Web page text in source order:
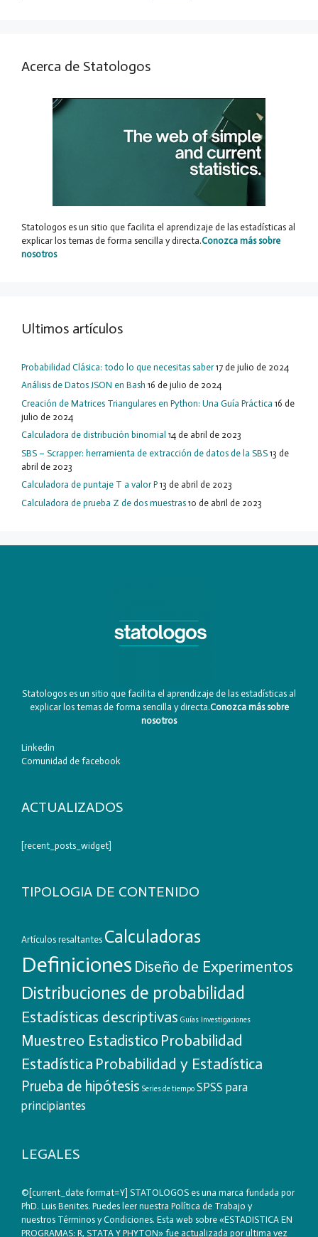
Acerca de Statologos
Statologos es un sitio que facilita el aprendizaje de las estadísticas al
explicar los temas de forma sencilla y directa.Conozca más sobre
nosotros
Ultimos artículos
Probabilidad Clásica: todo lo que necesitas saber 17 de julio de 2024
Análisis de Datos JSON en Bash 16 de julio de 2024
Creación de Matrices Triangulares en Python: Una Guía Práctica 16 de
julio de 2024
Calculadora de distribución binomial 14 de abril de 2023
SBS – Scrapper: herramienta de extracción de datos de la SBS 13 de
abril de 2023
Calculadora de puntaje T a valor P 13 de abril de 2023
Calculadora de prueba Z de dos muestras 10 de abril de 2023
Statologos es un sitio que facilita el aprendizaje de las estadísticas al
explicar los temas de forma sencilla y directa.Conozca más sobre
nosotros
Linkedin
Comunidad de facebook
ACTUALIZADOS
[recent_posts_widget]
TIPOLOGIA DE CONTENIDO
Artículos resaltantes Calculadoras
Definiciones Diseño de Experimentos
Distribuciones de probabilidad
Estadísticas descriptivas Guías Investigaciones
Muestreo Estadistico Probabilidad
Estadística Probabilidad y Estadística
Prueba de hipótesis Series de tiempo SPSS para
principiantes
LEGALES
©[current_date format=Y] STATOLOGOS es una marca fundada por
PhD. Luis Benites. Puedes leer nuestra Política de Trabajo y
nuestros Términos y Condiciones. Esta web sobre «ESTADISTICA EN
PROGRAMAS: R, STATA Y PHYTON» fue actualizada por ultima vez